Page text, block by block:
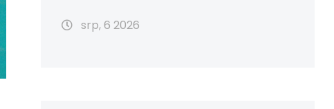
srp, 6 2026